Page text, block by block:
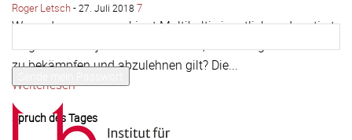
Passwort zurücksetzen
Ihre E-Mail-Adresse
Ein Passwort wird Ihnen per Email zugeschickt.
Roger Letsch-27. Juli 2018 7
Wo und wann genau kippt Multikulti eigentlich und mutiert
zu genau einer jener Monokulturen, die es angeblich immer
zu bekämpfen und abzulehnen gilt? Die...
Weiterlesen
Spruch des Tages